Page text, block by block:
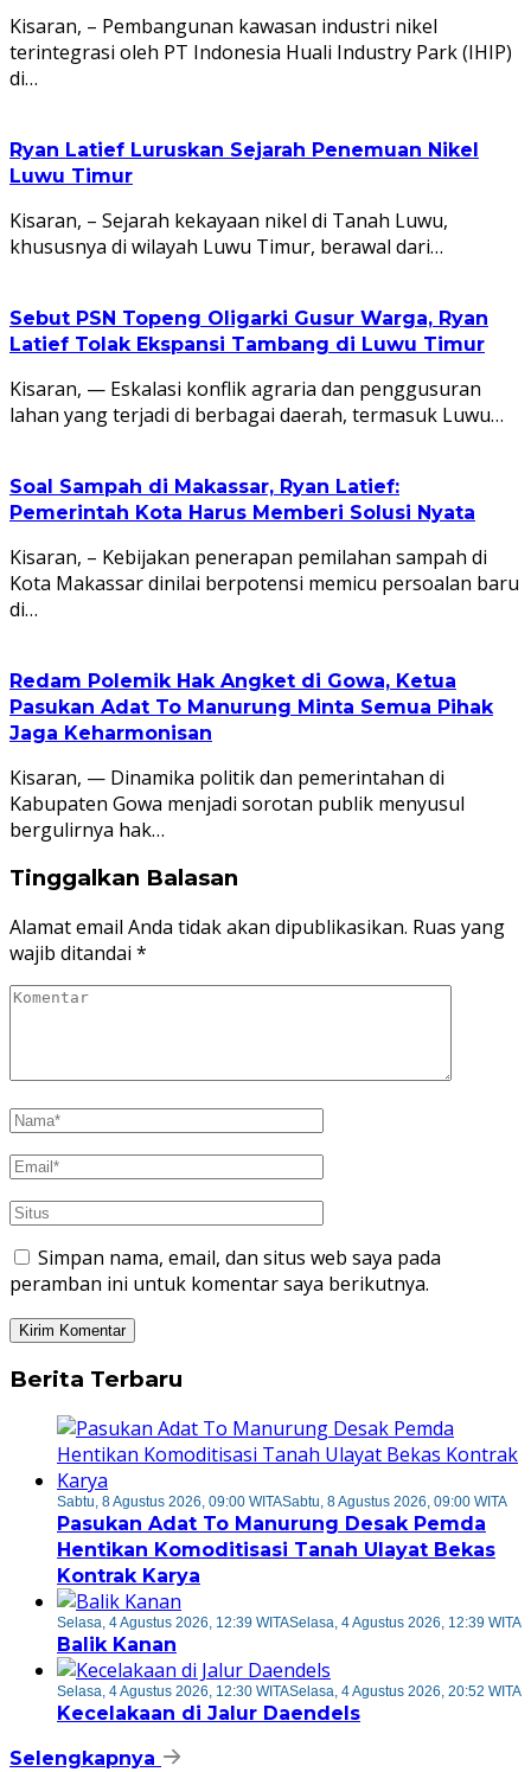
Kisaran, – Pembangunan kawasan industri nikel
terintegrasi oleh PT Indonesia Huali Industry Park (IHIP)
di…
Ryan Latief Luruskan Sejarah Penemuan Nikel
Luwu Timur
Kisaran, – Sejarah kekayaan nikel di Tanah Luwu,
khususnya di wilayah Luwu Timur, berawal dari…
Sebut PSN Topeng Oligarki Gusur Warga, Ryan
Latief Tolak Ekspansi Tambang di Luwu Timur
Kisaran, — Eskalasi konflik agraria dan penggusuran
lahan yang terjadi di berbagai daerah, termasuk Luwu…
Soal Sampah di Makassar, Ryan Latief:
Pemerintah Kota Harus Memberi Solusi Nyata
Kisaran, – Kebijakan penerapan pemilahan sampah di
Kota Makassar dinilai berpotensi memicu persoalan baru
di…
Redam Polemik Hak Angket di Gowa, Ketua
Pasukan Adat To Manurung Minta Semua Pihak
Jaga Keharmonisan
Kisaran, — Dinamika politik dan pemerintahan di
Kabupaten Gowa menjadi sorotan publik menyusul
bergulirnya hak…
Tinggalkan Balasan
Alamat email Anda tidak akan dipublikasikan. Ruas yang
wajib ditandai *
Simpan nama, email, dan situs web saya pada
peramban ini untuk komentar saya berikutnya.
Berita Terbaru
Sabtu, 8 Agustus 2026, 09:00 WITASabtu, 8 Agustus 2026, 09:00 WITA
Pasukan Adat To Manurung Desak Pemda
Hentikan Komoditisasi Tanah Ulayat Bekas
Kontrak Karya
Selasa, 4 Agustus 2026, 12:39 WITASelasa, 4 Agustus 2026, 12:39 WITA
Balik Kanan
Selasa, 4 Agustus 2026, 12:30 WITASelasa, 4 Agustus 2026, 20:52 WITA
Kecelakaan di Jalur Daendels
Selengkapnya